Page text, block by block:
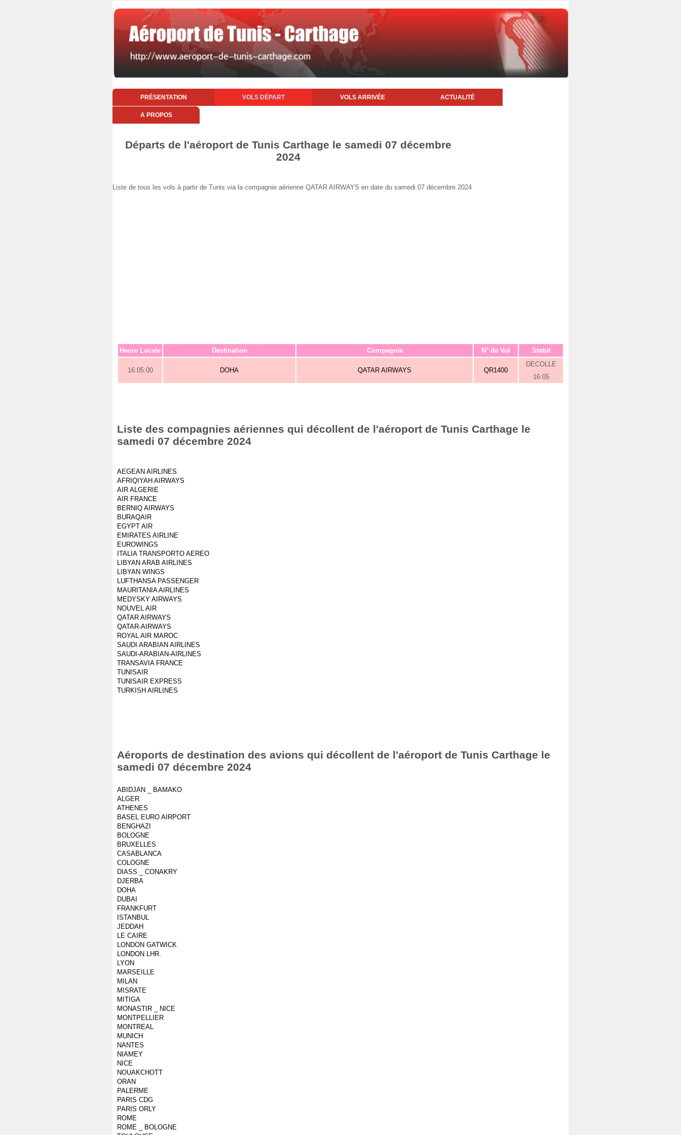
PRÉSENTATION VOLS DÉPART VOLS ARRIVÉE ACTUALITÉ
A PROPOS
Départs de l'aéroport de Tunis Carthage le samedi 07 décembre
2024
Liste de tous les vols à partir de Tunis via la compagnie aérienne QATAR AIRWAYS en date du samedi 07 décembre 2024
Heure Locale Destination Compagnie N° de Vol Statut
16:05:00 DOHA QATAR AIRWAYS QR1400
DECOLLE
16:05
Liste des compagnies aériennes qui décollent de l'aéroport de Tunis Carthage le
samedi 07 décembre 2024
AEGEAN AIRLINES
AFRIQIYAH AIRWAYS
AIR ALGERIE
AIR FRANCE
BERNIQ AIRWAYS
BURAQAIR
EGYPT AIR
EMIRATES AIRLINE
EUROWINGS
ITALIA TRANSPORTO AEREO
LIBYAN ARAB AIRLINES
LIBYAN WINGS
LUFTHANSA PASSENGER
MAURITANIA AIRLINES
MEDYSKY AIRWAYS
NOUVEL AIR
QATAR AIRWAYS
QATAR-AIRWAYS
ROYAL AIR MAROC
SAUDI ARABIAN AIRLINES
SAUDI-ARABIAN-AIRLINES
TRANSAVIA FRANCE
TUNISAIR
TUNISAIR EXPRESS
TURKISH AIRLINES
Aéroports de destination des avions qui décollent de l'aéroport de Tunis Carthage le
samedi 07 décembre 2024
ABIDJAN _ BAMAKO
ALGER
ATHENES
BASEL EURO AIRPORT
BENGHAZI
BOLOGNE
BRUXELLES
CASABLANCA
COLOGNE
DIASS _ CONAKRY
DJERBA
DOHA
DUBAI
FRANKFURT
ISTANBUL
JEDDAH
LE CAIRE
LONDON GATWICK
LONDON LHR.
LYON
MARSEILLE
MILAN
MISRATE
MITIGA
MONASTIR _ NICE
MONTPELLIER
MONTREAL
MUNICH
NANTES
NIAMEY
NICE
NOUAKCHOTT
ORAN
PALERME
PARIS CDG
PARIS ORLY
ROME
ROME _ BOLOGNE